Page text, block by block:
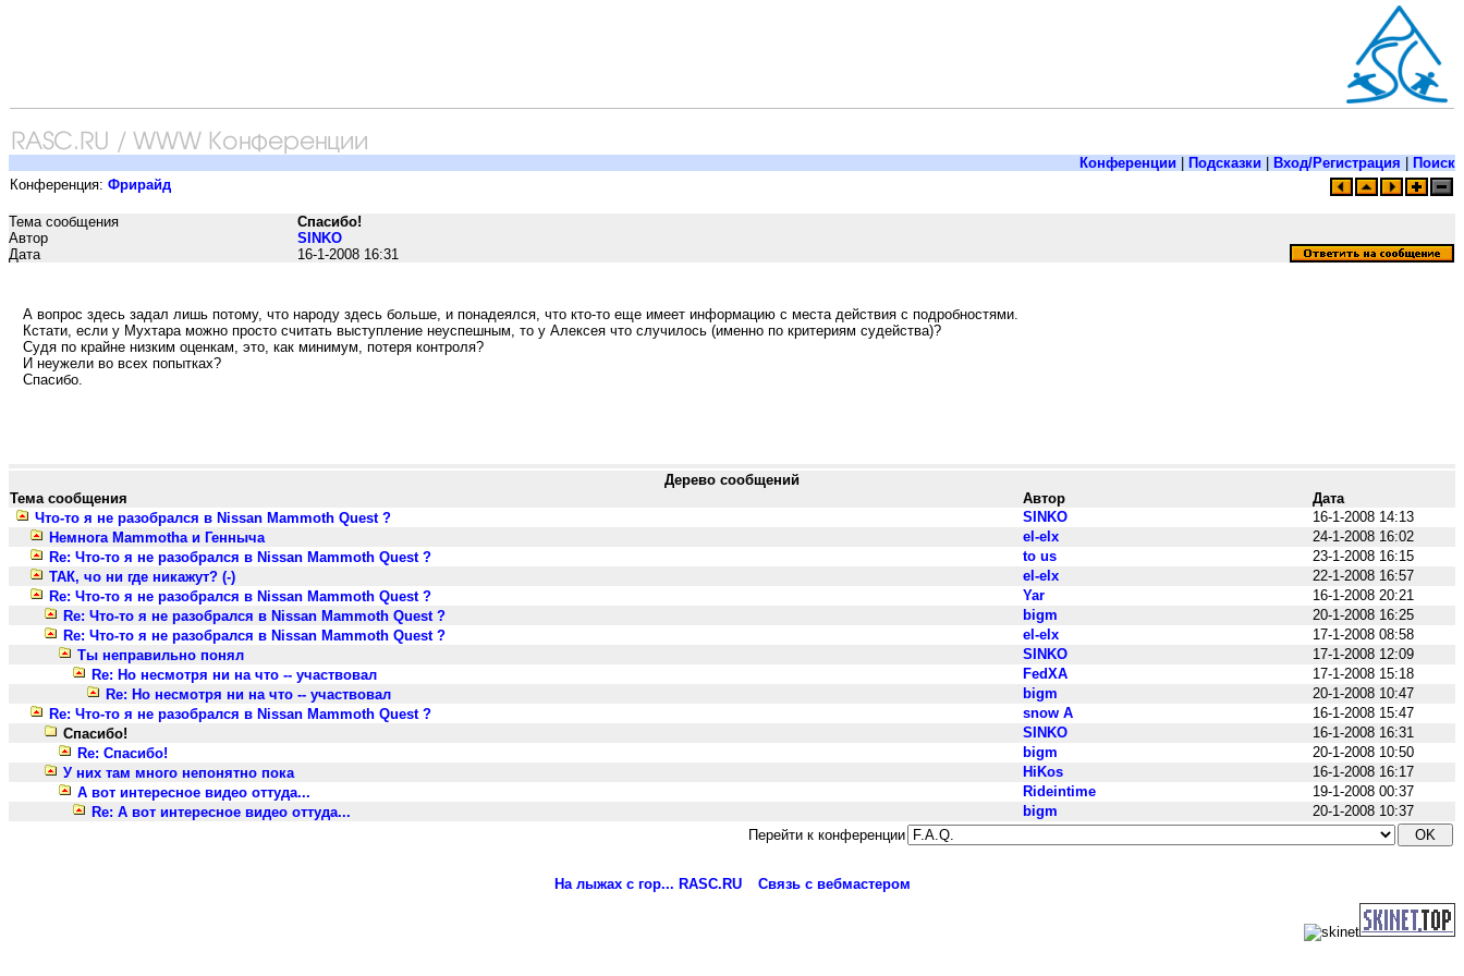
Конференции Подсказки Вход/Регистрация
Поиск
Конференция: Фрирайд
Тема сообщения
Спасибо!
Автор
SINKO
Дата
16-1-2008 16:31
А вопрос здесь задал лишь потому, что народу здесь больше, и понадеялся, что кто-то еще имеет информацию с места действия с подробностями.
Кстати, если у Мухтара можно просто считать выступление неуспешным, то у Алексея что случилось (именно по критериям судейства)?
Судя по крайне низким оценкам, это, как минимум, потеря контроля?
И неужели во всех попытках?
Спасибо.
Дерево сообщений
Тема сообщения
Автор
Дата
Что-то я не разобрался в Nissan Mammoth Quest ?
SINKO
16-1-2008 14:13
Немнога Mammothа и Генныча
el-elx
24-1-2008 16:02
Re: Что-то я не разобрался в Nissan Mammoth Quest ?
to us
23-1-2008 16:15
ТАК, чо ни где никажут? (-)
el-elx
22-1-2008 16:57
Re: Что-то я не разобрался в Nissan Mammoth Quest ?
Yar
16-1-2008 20:21
Re: Что-то я не разобрался в Nissan Mammoth Quest ?
bigm
20-1-2008 16:25
Re: Что-то я не разобрался в Nissan Mammoth Quest ?
el-elx
17-1-2008 08:58
Ты неправильно понял
SINKO
17-1-2008 12:09
Re: Но несмотря ни на что -- участвовал
FedXA
17-1-2008 15:18
Re: Но несмотря ни на что -- участвовал
bigm
20-1-2008 10:47
Re: Что-то я не разобрался в Nissan Mammoth Quest ?
snow A
16-1-2008 15:47
Спасибо!
SINKO
16-1-2008 16:31
Re: Спасибо!
bigm
20-1-2008 10:50
У них там много непонятно пока
HiKos
16-1-2008 16:17
А вот интересное видео оттуда...
Rideintime
19-1-2008 00:37
Re: А вот интересное видео оттуда...
bigm
20-1-2008 10:37
Перейти к конференции
На лыжах с гор... RASC.RU Связь с вебмастером